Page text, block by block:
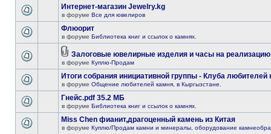
Интернет-магазин Jewelry.kg
в форуме Все для ювелиров
Флюорит
в форуме Библиотека книг и ссылок о камнях.
Залоговые ювелирные изделия и часы на
в форуме Куплю-Продам
Итоги собрания инициативной группы - Клуба любителей
в форуме Общение любителей камня, в Кыргызстане.
Гнейс.pdf 35.2 МБ
в форуме Библиотека книг и ссылок о камнях.
Miss Chen фианит,драгоценный камень из Китая
в форуме Куплю/Продам камни и минералы, оборудование